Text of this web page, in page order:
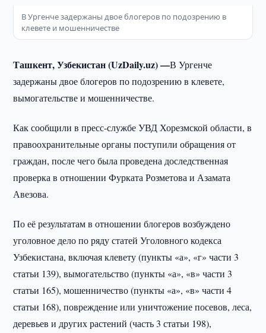
В Ургенче задержаны двое блогеров по подозрению в
клевете и мошенничестве
Ташкент, Узбекистан (UzDaily.uz) —В Ургенче
задержаны двое блогеров по подозрению в клевете,
вымогательстве и мошенничестве.
Как сообщили в пресс-службе УВД Хорезмской области, в
правоохранительные органы поступили обращения от
граждан, после чего была проведена доследственная
проверка в отношении Фурката Розметова и Азамата
Авезова.
По её результатам в отношении блогеров возбуждено
уголовное дело по ряду статей Уголовного кодекса
Узбекистана, включая клевету (пункты «а», «г» части 3
статьи 139), вымогательство (пункты «а», «в» части 3
статьи 165), мошенничество (пункты «а», «в» части 4
статьи 168), повреждение или уничтожение посевов, леса,
деревьев и других растений (часть 3 статьи 198),